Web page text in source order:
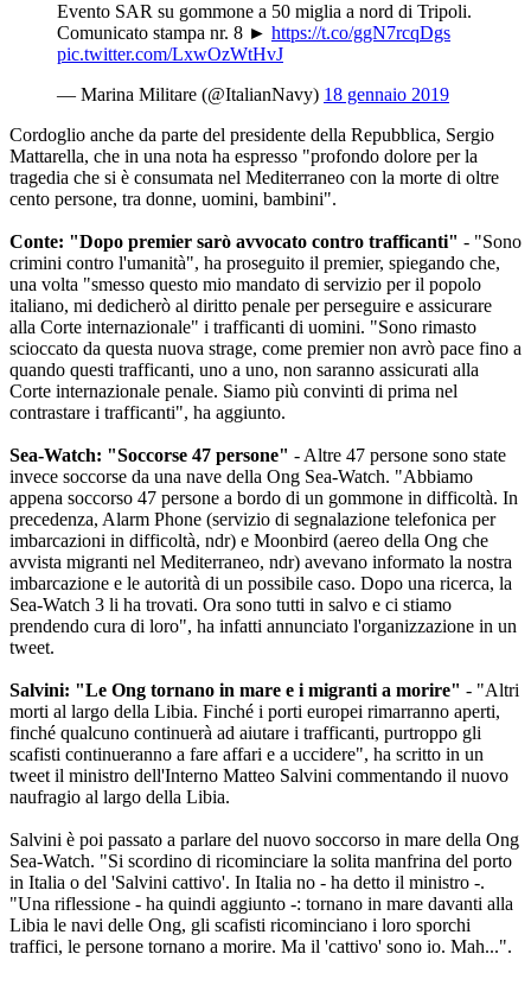
Evento SAR su gommone a 50 miglia a nord di Tripoli.
Comunicato stampa nr. 8 ► https://t.co/ggN7rcqDgs
pic.twitter.com/LxwOzWtHvJ
— Marina Militare (@ItalianNavy) 18 gennaio 2019
Cordoglio anche da parte del presidente della Repubblica, Sergio
Mattarella, che in una nota ha espresso "profondo dolore per la
tragedia che si è consumata nel Mediterraneo con la morte di oltre
cento persone, tra donne, uomini, bambini".
Conte: "Dopo premier sarò avvocato contro trafficanti" - "Sono
crimini contro l'umanità", ha proseguito il premier, spiegando che,
una volta "smesso questo mio mandato di servizio per il popolo
italiano, mi dedicherò al diritto penale per perseguire e assicurare
alla Corte internazionale" i trafficanti di uomini. "Sono rimasto
scioccato da questa nuova strage, come premier non avrò pace fino a
quando questi trafficanti, uno a uno, non saranno assicurati alla
Corte internazionale penale. Siamo più convinti di prima nel
contrastare i trafficanti", ha aggiunto.
Sea-Watch: "Soccorse 47 persone" - Altre 47 persone sono state
invece soccorse da una nave della Ong Sea-Watch. "Abbiamo
appena soccorso 47 persone a bordo di un gommone in difficoltà. In
precedenza, Alarm Phone (servizio di segnalazione telefonica per
imbarcazioni in difficoltà, ndr) e Moonbird (aereo della Ong che
avvista migranti nel Mediterraneo, ndr) avevano informato la nostra
imbarcazione e le autorità di un possibile caso. Dopo una ricerca, la
Sea-Watch 3 li ha trovati. Ora sono tutti in salvo e ci stiamo
prendendo cura di loro", ha infatti annunciato l'organizzazione in un
tweet.
Salvini: "Le Ong tornano in mare e i migranti a morire" - "Altri
morti al largo della Libia. Finché i porti europei rimarranno aperti,
finché qualcuno continuerà ad aiutare i trafficanti, purtroppo gli
scafisti continueranno a fare affari e a uccidere", ha scritto in un
tweet il ministro dell'Interno Matteo Salvini commentando il nuovo
naufragio al largo della Libia.
Salvini è poi passato a parlare del nuovo soccorso in mare della Ong
Sea-Watch. "Si scordino di ricominciare la solita manfrina del porto
in Italia o del 'Salvini cattivo'. In Italia no - ha detto il ministro -.
"Una riflessione - ha quindi aggiunto -: tornano in mare davanti alla
Libia le navi delle Ong, gli scafisti ricominciano i loro sporchi
traffici, le persone tornano a morire. Ma il 'cattivo' sono io. Mah...".